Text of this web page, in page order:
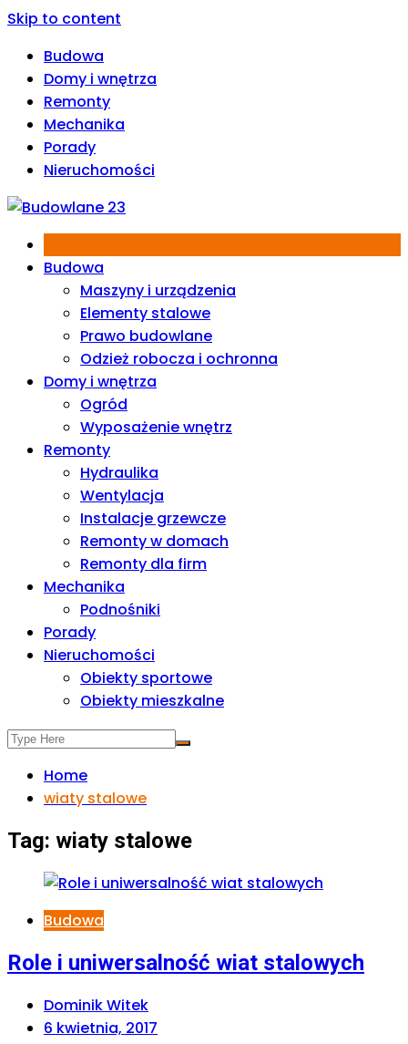
Skip to content
Budowa
Domy i wnętrza
Remonty
Mechanika
Porady
Nieruchomości
Budowa
Maszyny i urządzenia
Elementy stalowe
Prawo budowlane
Odzież robocza i ochronna
Domy i wnętrza
Ogród
Wyposażenie wnętrz
Remonty
Hydraulika
Wentylacja
Instalacje grzewcze
Remonty w domach
Remonty dla firm
Mechanika
Podnośniki
Porady
Nieruchomości
Obiekty sportowe
Obiekty mieszkalne
Home
wiaty stalowe
Tag: wiaty stalowe
Budowa
Role i uniwersalność wiat stalowych
Dominik Witek
6 kwietnia, 2017